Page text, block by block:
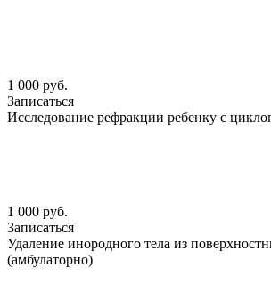
1 000 руб.
Записаться
Исследование рефракции ребенку с
1 000 руб.
Записаться
Удаление инородного тела из
(амбулаторно)